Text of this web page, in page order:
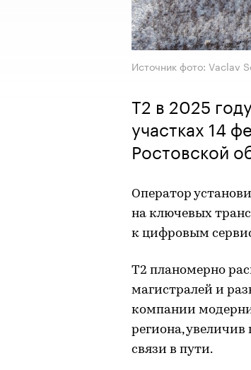
Источник фото: Vaclav
T2 в 2025
участках 14
Ростовской
Оператор
на ключевых
к цифровым
T2 планомерно
магистралей и
компании
региона,
связи в пути.